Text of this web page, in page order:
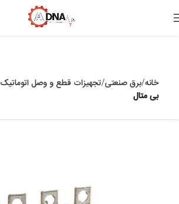
خانه برق صنعتی تجهیزات قطع و وصل اتوماتیک
بی متال